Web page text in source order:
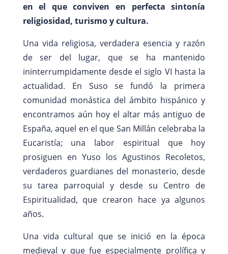
en el que conviven en perfecta sintonía
religiosidad, turismo y cultura.
Una vida religiosa, verdadera esencia y razón
de ser del lugar, que se ha mantenido
ininterrumpidamente desde el siglo VI hasta la
actualidad. En Suso se fundó la primera
comunidad monástica del ámbito hispánico y
encontramos aún hoy el altar más antiguo de
España, aquel en el que San Millán celebraba la
Eucaristía; una labor espiritual que hoy
prosiguen en Yuso los Agustinos Recoletos,
verdaderos guardianes del monasterio, desde
su tarea parroquial y desde su Centro de
Espiritualidad, que crearon hace ya algunos
años.
Una vida cultural que se inició en la época
medieval y que fue especialmente prolífica y